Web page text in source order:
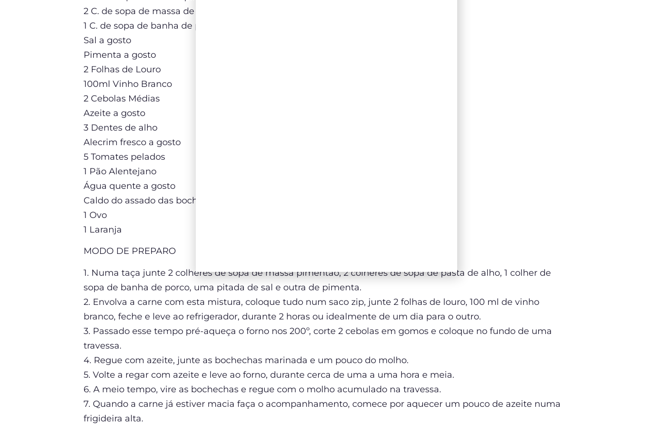
2 C. de sopa de massa de alho
1 C. de sopa de banha de porco
Sal a gosto
Pimenta a gosto
2 Folhas de Louro
100ml Vinho Branco
2 Cebolas Médias
Azeite a gosto
3 Dentes de alho
Alecrim fresco a gosto
5 Tomates pelados
1 Pão Alentejano
Água quente a gosto
Caldo do assado das bochechas
1 Ovo
1 Laranja
MODO DE PREPARO
1. Numa taça junte 2 colheres de sopa de massa pimentão, 2 colheres de sopa de pasta de alho, 1 colher de
sopa de banha de porco, uma pitada de sal e outra de pimenta.
2. Envolva a carne com esta mistura, coloque tudo num saco zip, junte 2 folhas de louro, 100 ml de vinho
branco, feche e leve ao refrigerador, durante 2 horas ou idealmente de um dia para o outro.
3. Passado esse tempo pré-aqueça o forno nos 200º, corte 2 cebolas em gomos e coloque no fundo de uma
travessa.
4. Regue com azeite, junte as bochechas marinada e um pouco do molho.
5. Volte a regar com azeite e leve ao forno, durante cerca de uma a uma hora e meia.
6. A meio tempo, vire as bochechas e regue com o molho acumulado na travessa.
7. Quando a carne já estiver macia faça o acompanhamento, comece por aquecer um pouco de azeite numa
frigideira alta.